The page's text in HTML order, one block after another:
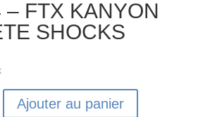
– FTX KANYON
SHOCKS
Ajouter au panier